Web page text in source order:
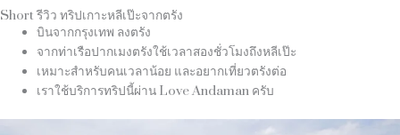
Short รีวิว ทริปเกาะหลีเป๊ะจากตรัง
บินจากกรุงเทพ ลงตรัง
จากท่าเรือปากเมงตรังใช้เวลาสองชั่วโมงถึงหลีเป๊ะ
เหมาะสำหรับคนเวลาน้อย และอยากเที่ยวตรังต่อ
เราใช้บริการทริปนี้ผ่าน Love Andaman ครับ